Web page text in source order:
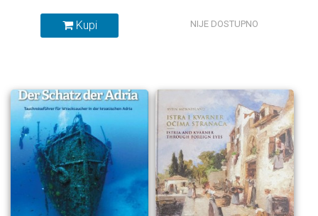
Kupi NIJE DOSTUPNO